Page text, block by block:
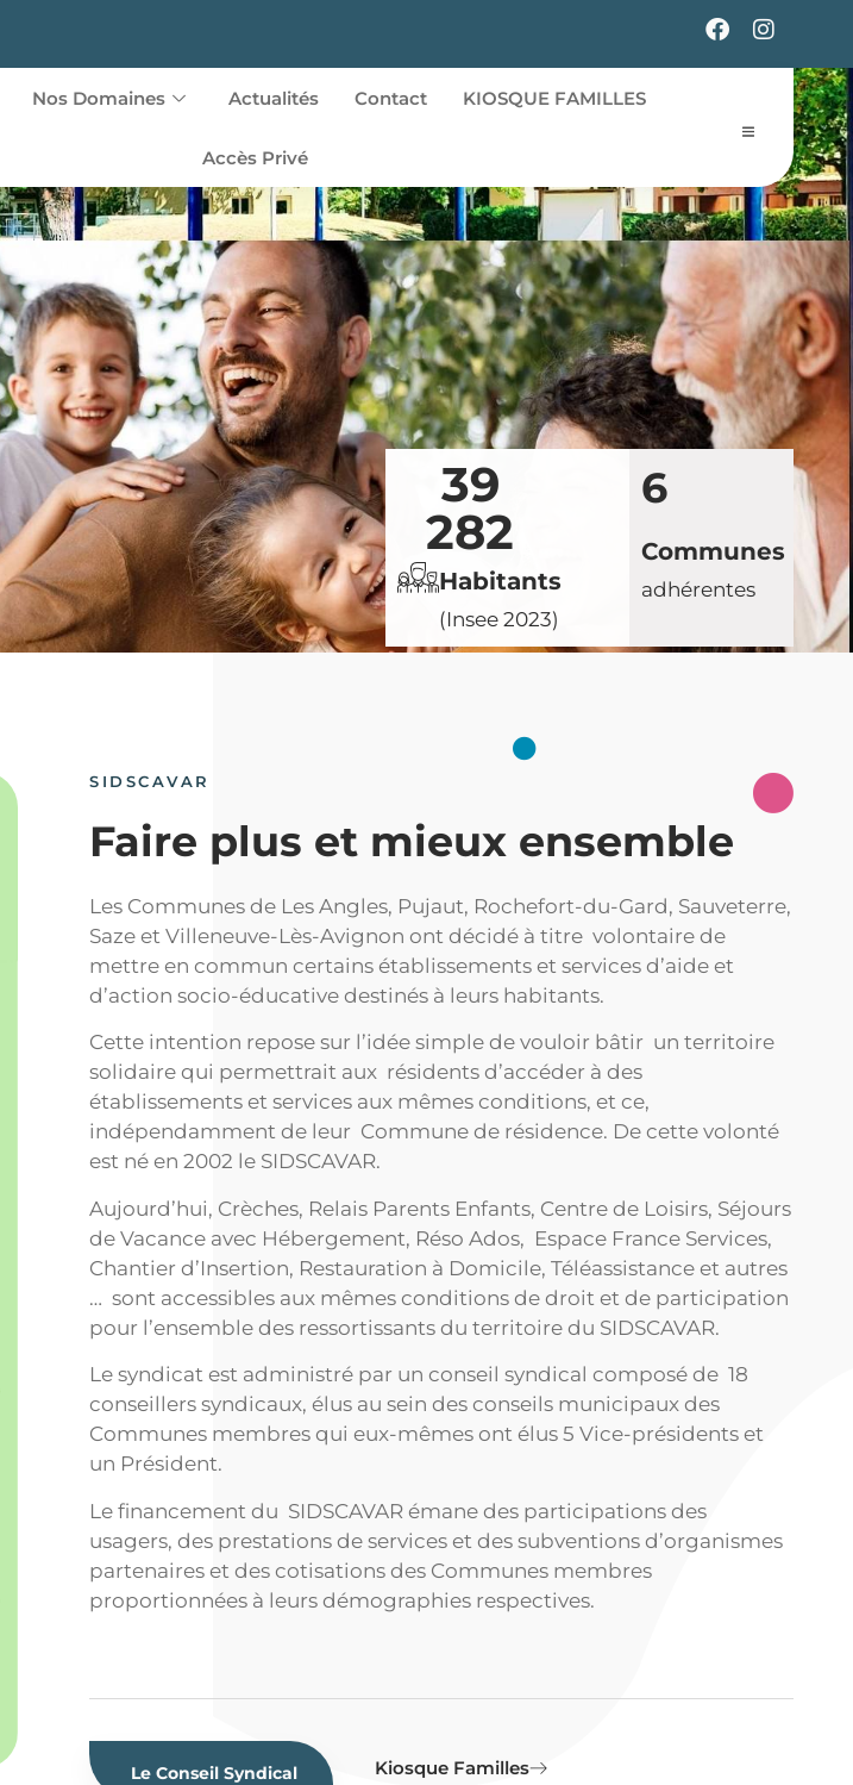
Nos Domaines Actualités Contact KIOSQUE FAMILLES
Accès Privé
39
282
Habitants
(Insee 2023)
6
Communes
adhérentes
SIDSCAVAR
Faire plus et mieux ensemble
Les Communes de Les Angles, Pujaut, Rochefort-du-Gard, Sauveterre,
Saze et Villeneuve-Lès-Avignon ont décidé à titre volontaire de
mettre en commun certains établissements et services d’aide et
d’action socio-éducative destinés à leurs habitants.
Cette intention repose sur l’idée simple de vouloir bâtir un territoire
solidaire qui permettrait aux résidents d’accéder à des
établissements et services aux mêmes conditions, et ce,
indépendamment de leur Commune de résidence. De cette volonté
est né en 2002 le SIDSCAVAR.
Aujourd’hui, Crèches, Relais Parents Enfants, Centre de Loisirs, Séjours
de Vacance avec Hébergement, Réso Ados, Espace France Services,
Chantier d’Insertion, Restauration à Domicile, Téléassistance et autres
… sont accessibles aux mêmes conditions de droit et de participation
pour l’ensemble des ressortissants du territoire du SIDSCAVAR.
Le syndicat est administré par un conseil syndical composé de 18
conseillers syndicaux, élus au sein des conseils municipaux des
Communes membres qui eux-mêmes ont élus 5 Vice-présidents et
un Président.
Le financement du SIDSCAVAR émane des participations des
usagers, des prestations de services et des subventions d’organismes
partenaires et des cotisations des Communes membres
proportionnées à leurs démographies respectives.
Le Conseil Syndical Kiosque Familles